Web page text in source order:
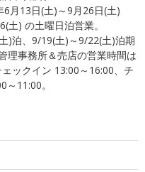
6月13日(土)～9月26日(土)
) の土曜日泊営業。
)泊、9/19(土)～9/22(土)泊期
理事務所＆売店の営業時間は
ックイン 13:00～16:00、チ
～11:00。